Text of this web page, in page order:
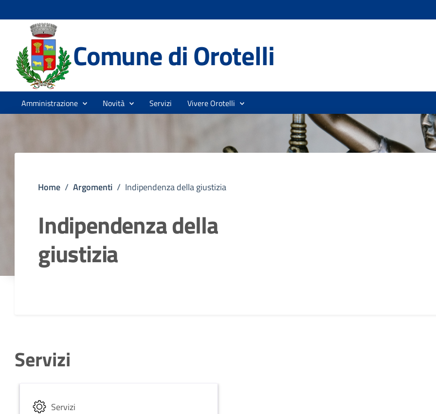
Comune di Orotelli
Amministrazione Novità Servizi Vivere Orotelli
Home / Argomenti / Indipendenza della giustizia
Indipendenza della
giustizia
Servizi
Servizi